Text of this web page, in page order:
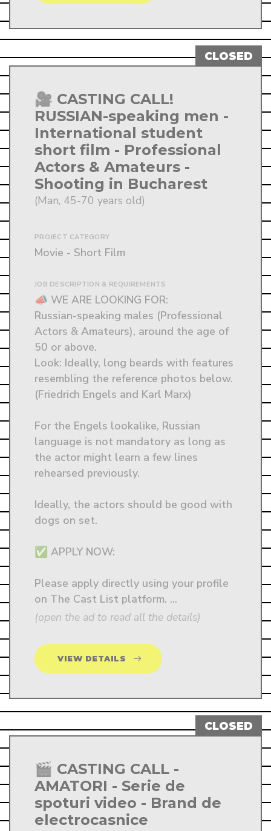
🎥 CASTING CALL!
RUSSIAN-speaking men -
International student
short film - Professional
Actors & Amateurs -
Shooting in Bucharest
(Man, 45-70 years old)
PROJECT CATEGORY
Movie - Short Film
JOB DESCRIPTION & REQUIREMENTS
📣 WE ARE LOOKING FOR:
Russian-speaking males (Professional
Actors & Amateurs), around the age of
50 or above.
Look: Ideally, long beards with features
resembling the reference photos below.
(Friedrich Engels and Karl Marx)
For the Engels lookalike, Russian
language is not mandatory as long as
the actor might learn a few lines
rehearsed previously.
Ideally, the actors should be good with
dogs on set.
✅ APPLY NOW:
Please apply directly using your profile
on The Cast List platform. ...
(open the ad to read all the details)
VIEW DETAILS
🎬 CASTING CALL -
AMATORI - Serie de
spoturi video - Brand de
electrocasnice